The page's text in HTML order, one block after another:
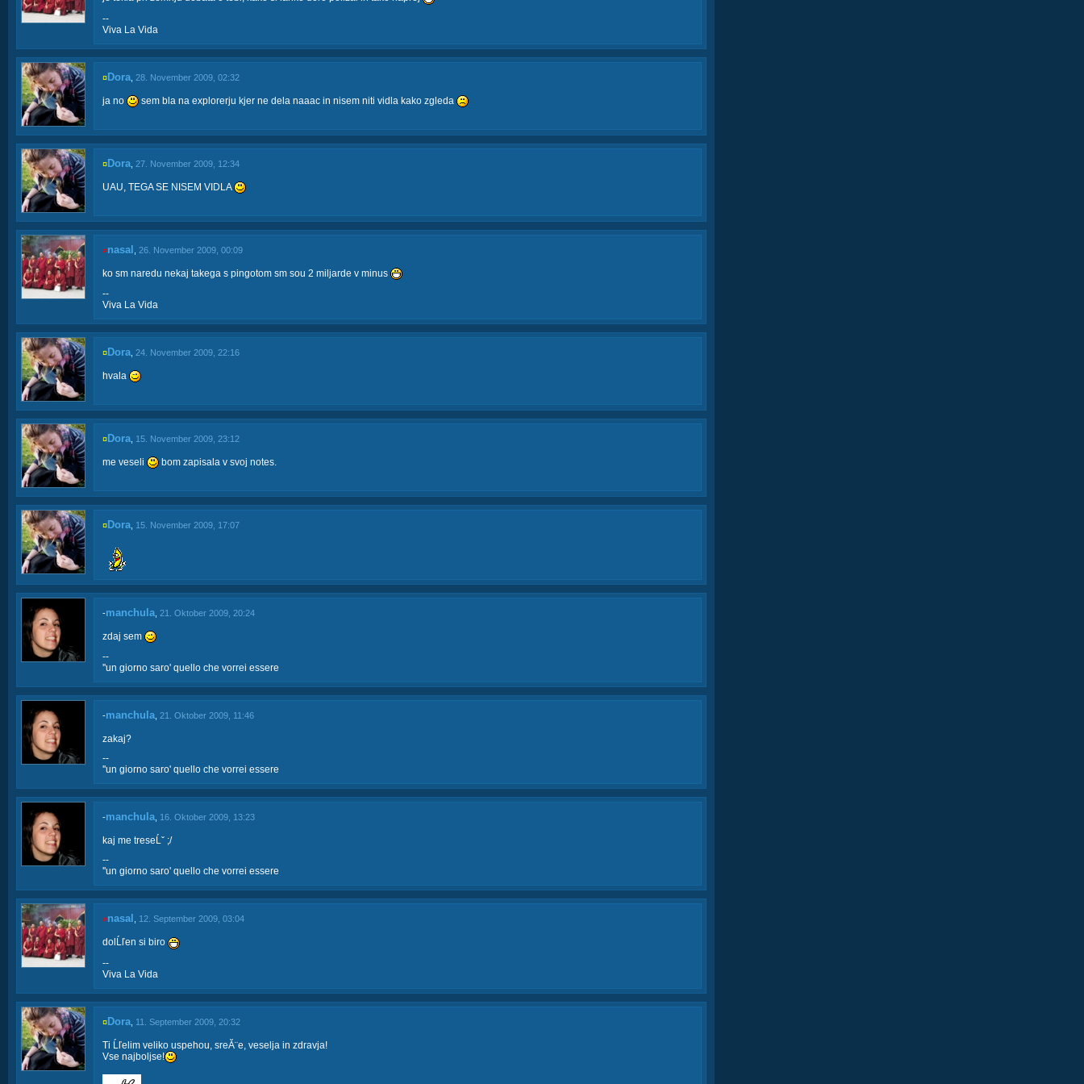
--
Viva La Vida
¤Dora 28. November 2009, 02:32
ja no sem bla na explorerju kjer ne dela naaac in nisem niti vidla kako zgleda
¤Dora 27. November 2009, 12:34
UAU, TEGA SE NISEM VIDLA
≠nasal 26. November 2009, 00:09
ko sm naredu nekaj takega s pingotom sm sou 2 miljarde v minus
--
Viva La Vida
¤ Dora 24. November 2009, 22:16
hvala
¤ Dora 15. November 2009, 23:12
me veseli bom zapisala v svoj notes.
¤ Dora 15. November 2009, 17:07
-manchula 21. Oktober 2009, 20:24
zdaj sem
--
''un giorno saro' quello che vorrei essere
-manchula 21. Oktober 2009, 11:46
zakaj?
--
''un giorno saro' quello che vorrei essere
-manchula 16. Oktober 2009, 13:23
kaj me treseĹˇ ;/
--
''un giorno saro' quello che vorrei essere
≠nasal 12. September 2009, 03:04
dolĹľen si biro
--
Viva La Vida
¤Dora 11. September 2009, 20:32
Ti Ĺľelim veliko uspehou, sreĂ¨e, veselja in zdravja!
Vse najboljse!